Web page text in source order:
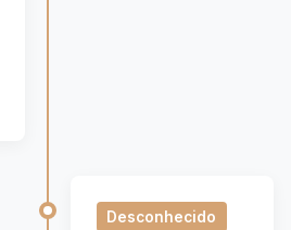
Desconhecido